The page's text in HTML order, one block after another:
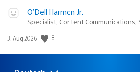
O’Dell Harmon Jr.
Specialist, Content Communications,
Veröffentlichungsdatum:
3. Aug 2026 8